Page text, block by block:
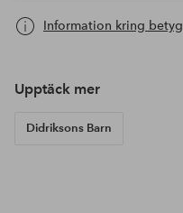
Information kring betyg
Upptäck mer
Didriksons Barn